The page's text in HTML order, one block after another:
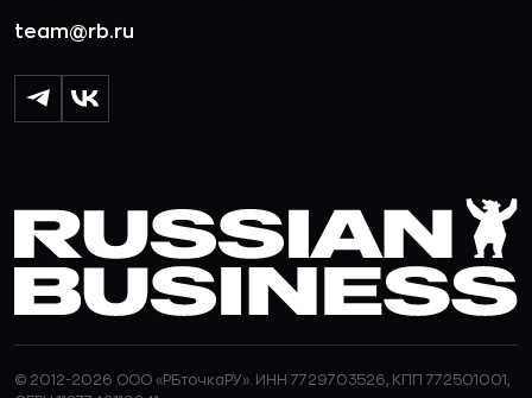
team@rb.ru
© 2012-2026 ООО «РБточкаРУ». ИНН 7729703526, КПП 772501001,